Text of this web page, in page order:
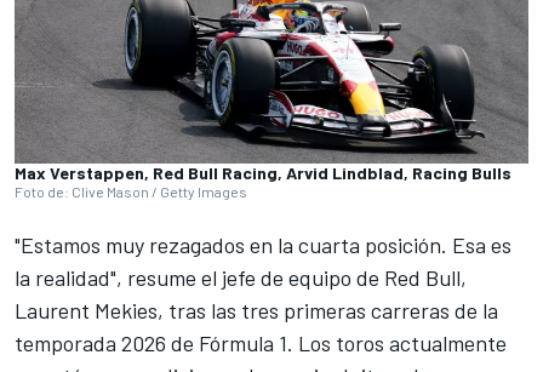
Max Verstappen, Red Bull Racing, Arvid Lindblad, Racing Bulls
Foto de: Clive Mason / Getty Images
"Estamos muy rezagados en la cuarta posición. Esa es
la realidad", resume el jefe de equipo de Red Bull,
Laurent Mekies, tras las tres primeras carreras de la
temporada 2026 de Fórmula 1. Los toros actualmente